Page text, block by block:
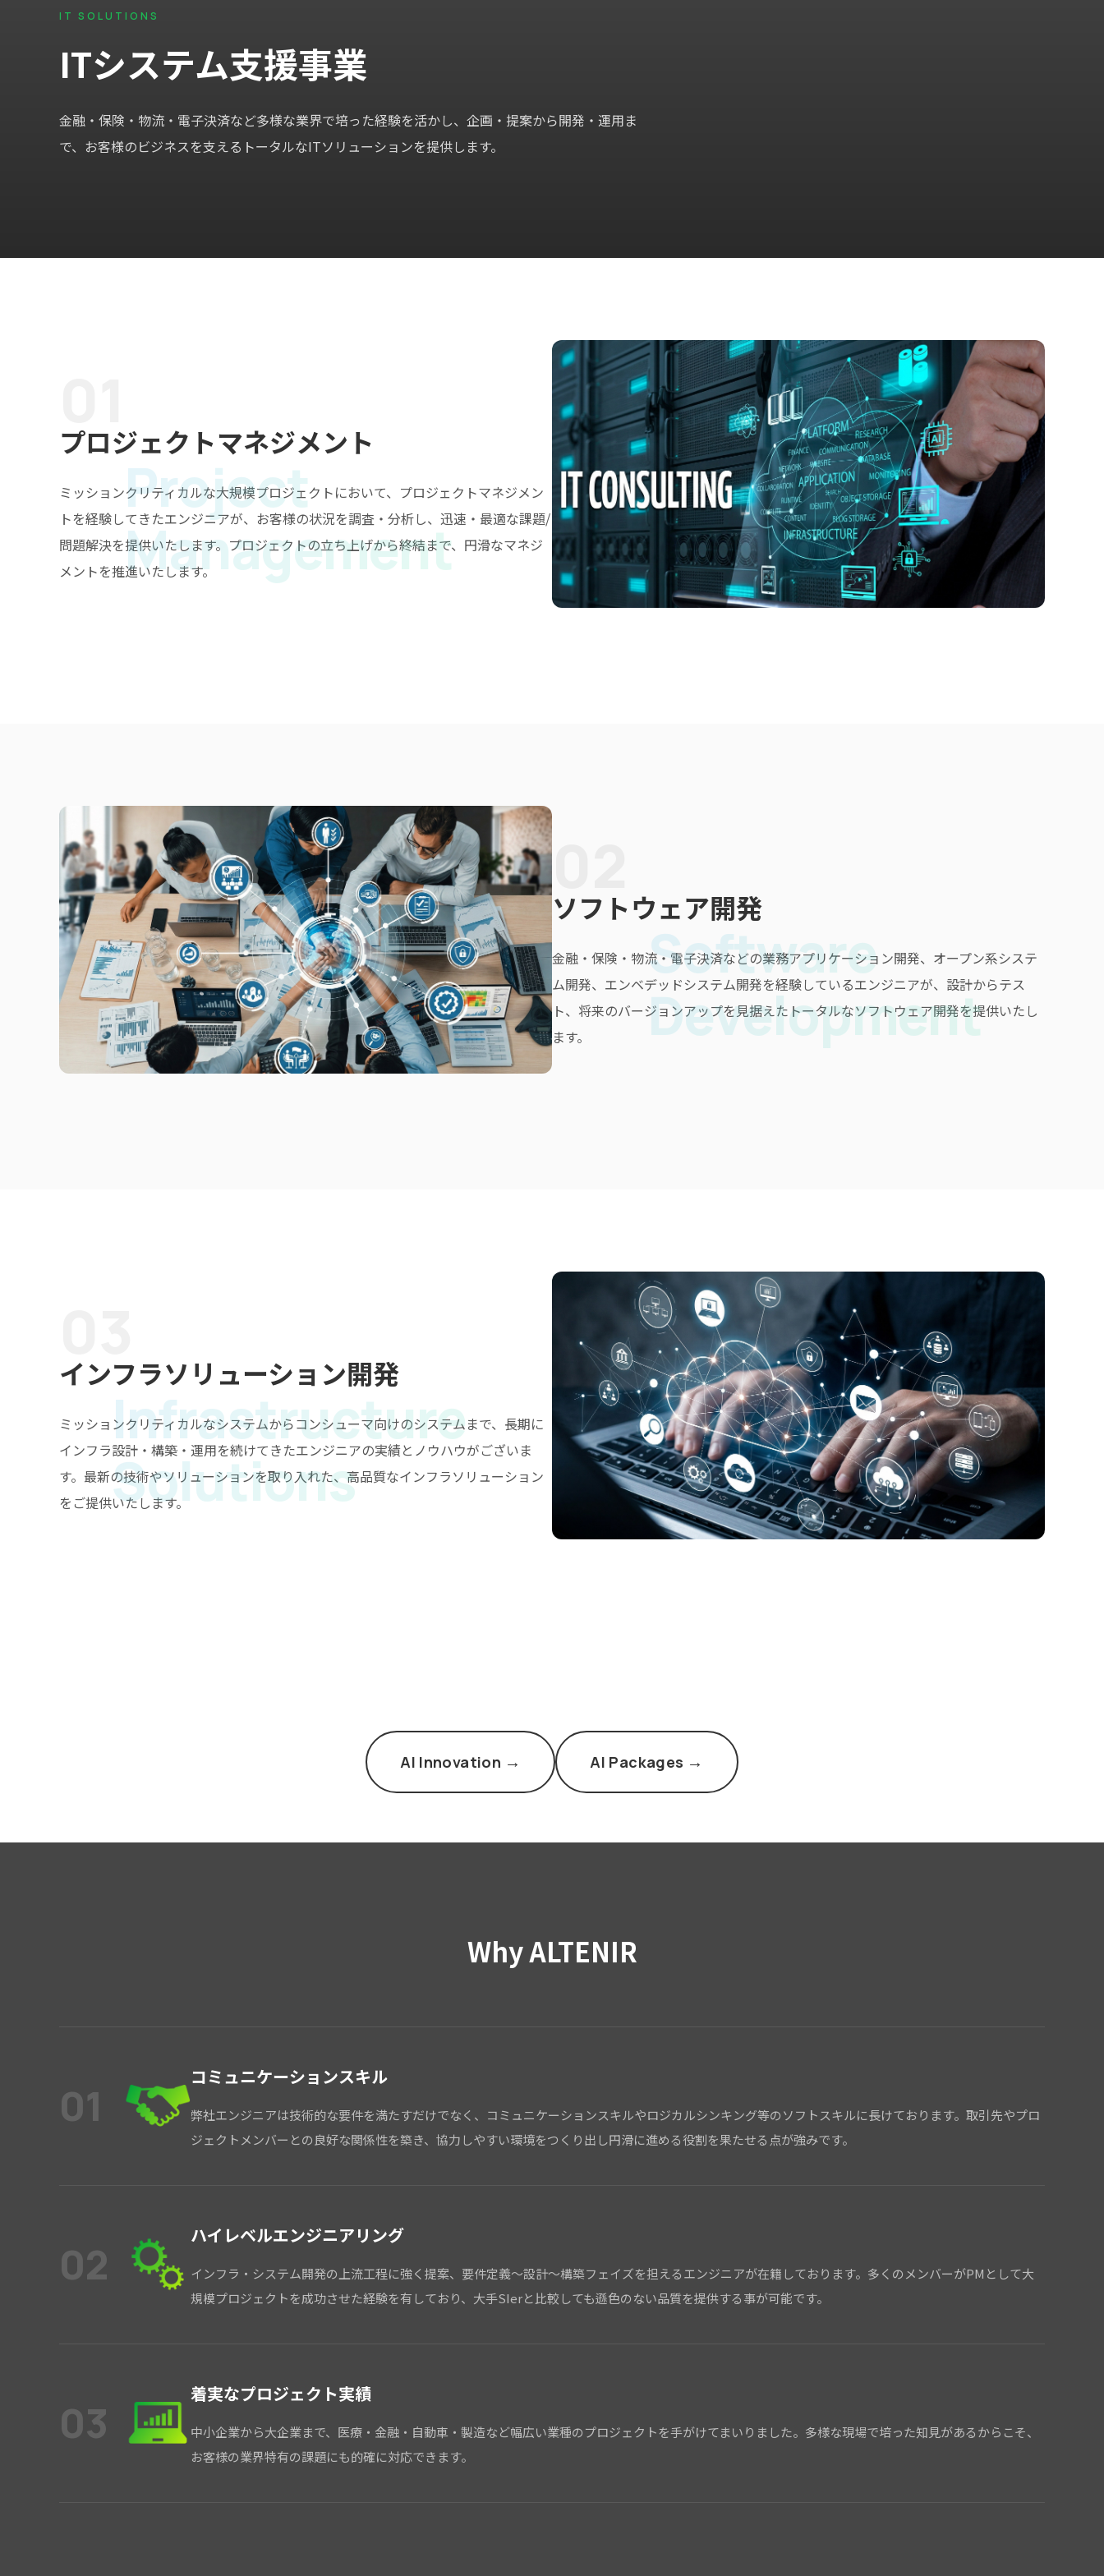
IT SOLUTIONS
ITシステム支援事業
金融・保険・物流・電子決済など多様な業界で培った経験を活かし、企画・提案から開発・運用ま
で、お客様のビジネスを支えるトータルなITソリューションを提供します。
Project
Management
プロジェクトマネジメント
ミッションクリティカルな大規模プロジェクトにおいて、プロジェクトマネジメン
トを経験してきたエンジニアが、お客様の状況を調査・分析し、迅速・最適な課題/
問題解決を提供いたします。プロジェクトの立ち上げから終結まで、円滑なマネジ
メントを推進いたします。
Software
Development
ソフトウェア開発
金融・保険・物流・電子決済などの業務アプリケーション開発、オープン系システ
ム開発、エンベデッドシステム開発を経験しているエンジニアが、設計からテス
ト、将来のバージョンアップを見据えたトータルなソフトウェア開発を提供いたし
ます。
Infrastructure
Solutions
インフラソリューション開発
ミッションクリティカルなシステムからコンシューマ向けのシステムまで、長期に
インフラ設計・構築・運用を続けてきたエンジニアの実績とノウハウがございま
す。最新の技術やソリューションを取り入れた、高品質なインフラソリューション
をご提供いたします。
AI Innovation → AI Packages →
Why ALTENIR
01
コミュニケーションスキル
弊社エンジニアは技術的な要件を満たすだけでなく、コミュニケーションスキルやロジカルシンキング等のソフトスキルに長けております。取引先やプロ
ジェクトメンバーとの良好な関係性を築き、協力しやすい環境をつくり出し円滑に進める役割を果たせる点が強みです。
02
ハイレベルエンジニアリング
インフラ・システム開発の上流工程に強く提案、要件定義～設計～構築フェイズを担えるエンジニアが在籍しております。多くのメンバーがPMとして大
規模プロジェクトを成功させた経験を有しており、大手SIerと比較しても遜色のない品質を提供する事が可能です。
03
着実なプロジェクト実績
中小企業から大企業まで、医療・金融・自動車・製造など幅広い業種のプロジェクトを手がけてまいりました。多様な現場で培った知見があるからこそ、
お客様の業界特有の課題にも的確に対応できます。
ソフトウェア開発